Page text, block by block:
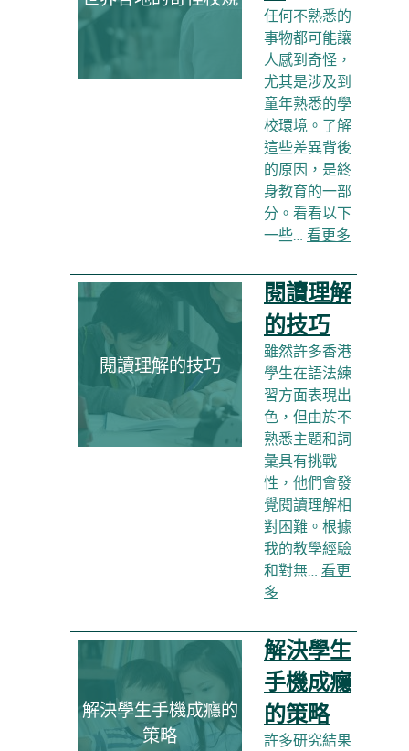
任何不熟悉的
事物都可能讓
人感到奇怪，
尤其是涉及到
童年熟悉的學
校環境。了解
這些差異背後
的原因，是終
身教育的一部
分。看看以下
一些… 看更多
閱讀理解的技巧
閱讀理解
的技巧
雖然許多香港
學生在語法練
習方面表現出
色，但由於不
熟悉主題和詞
彙具有挑戰
性，他們會發
覺閱讀理解相
對困難。根據
我的教學經驗
和對無… 看更
多
解決學生手機成癮的
策略
解決學生
手機成癮
的策略
許多研究結果